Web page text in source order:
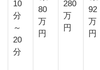
10
分
～
20
分
80
万
円
280
万
円
92
万
円